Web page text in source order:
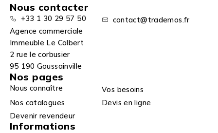
Nous contacter
+33 1 30 29 57 50
contact@trademos.fr
Agence commerciale
Immeuble Le Colbert
2 rue le corbusier
95 190 Goussainville
Nos pages
Nous connaître
Vos besoins
Nos catalogues
Devis en ligne
Devenir revendeur
Informations